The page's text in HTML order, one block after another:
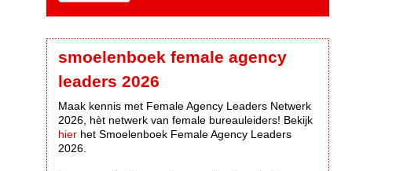
smoelenboek female agency
leaders 2026
Maak kennis met Female Agency Leaders Netwerk
2026, hèt netwerk van female bureauleiders! Bekijk
hier het Smoelenboek Female Agency Leaders
2026.